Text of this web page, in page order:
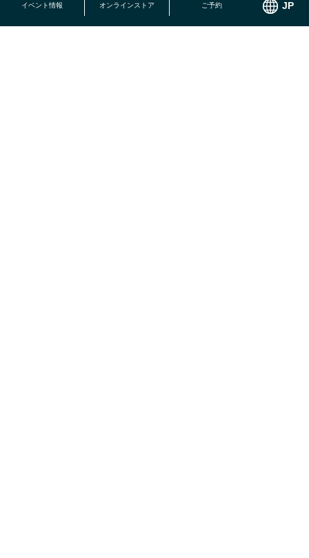
イベント情報 オンラインストア ご予約
WaTTbike